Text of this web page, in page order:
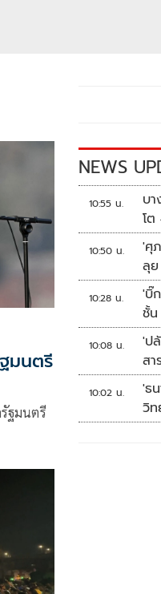
มนตรี
ฐมนตรี
NEWS
10:55 น.
บ
โ
10:50 น.
'ศุ
ลุย
10:28 น.
'บิ๊
ชั้
10:08 น.
'ป
สา
แก้
10:02 น.
'ธ
วิ
งบ